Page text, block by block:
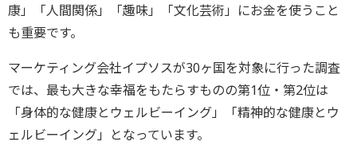
康」「人間関係」「趣味」「文化芸術」にお金を使うこと
も重要です。
マーケティング会社イプソスが30ヶ国を対象に行った調査
では、最も大きな幸福をもたらすものの第1位・第2位は
「身体的な健康とウェルビーイング」「精神的な健康とウ
ェルビーイング」となっています。